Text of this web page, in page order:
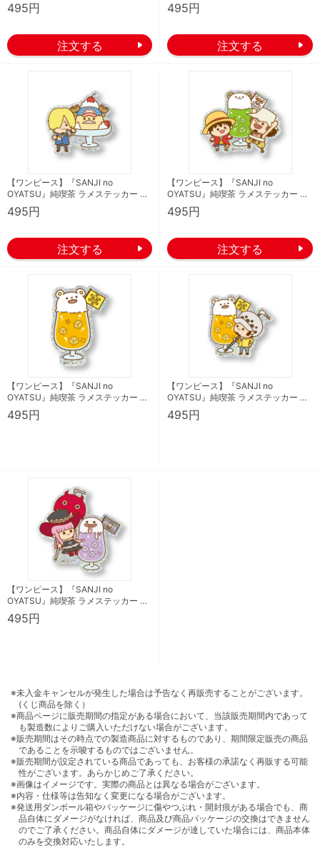
495円 495円
【ワンピース】『SANJI no
OYATSU』純喫茶 ラメステッカー …
495円
【ワンピース】『SANJI no
OYATSU』純喫茶 ラメステッカー …
495円
【ワンピース】『SANJI no
OYATSU』純喫茶 ラメステッカー …
495円
【ワンピース】『SANJI no
OYATSU』純喫茶 ラメステッカー …
495円
【ワンピース】『SANJI no
OYATSU』純喫茶 ラメステッカー …
495円
※未入金キャンセルが発生した場合は予告なく再販売することがございます。
(くじ商品を除く）
※商品ページに販売期間の指定がある場合において、当該販売期間内であって
も製造数によりご購入いただけない場合がございます。
※販売期間はその時点での製造商品に対するものであり、期間限定販売の商品
であることを示唆するものではございません。
※販売期間が設定されている商品であっても、お客様の承諾なく再販する可能
性がございます。あらかじめご了承ください。
※画像はイメージです。実際の商品とは異なる場合がございます。
※内容・仕様等は告知なく変更になる場合がございます。
※発送用ダンボール箱やパッケージに傷やつぶれ・開封痕がある場合でも、商
品自体にダメージがなければ、商品及び商品パッケージの交換はできません
のでご了承ください。商品自体にダメージが達していた場合には、商品本体
のみを交換対応いたします。